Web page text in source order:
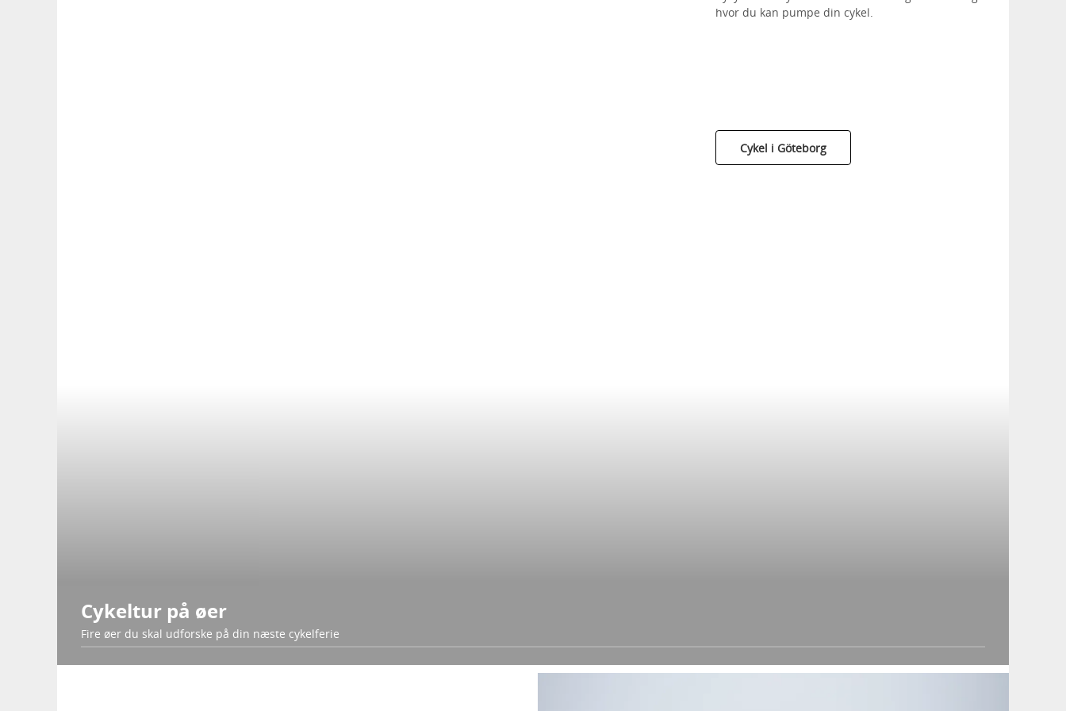
hvor du kan pumpe din cykel.
Cykel i Göteborg
Cykeltur på øer
Fire øer du skal udforske på din næste cykelferie